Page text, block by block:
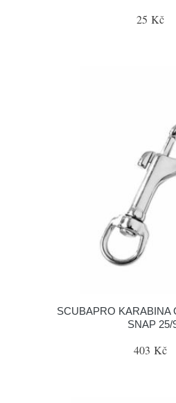
25 Kč
SCUBAPRO KARABINA
SNAP 25/
403 Kč